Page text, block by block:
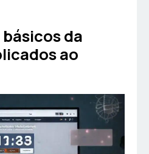
da
ao